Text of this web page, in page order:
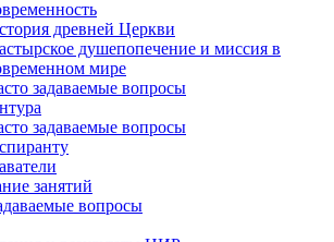
древней Церкви
душепопечение и миссия в
мире
задаваемые вопросы
задаваемые вопросы
занятий
вопросы